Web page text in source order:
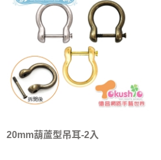
20mm葫蘆型吊耳-2入